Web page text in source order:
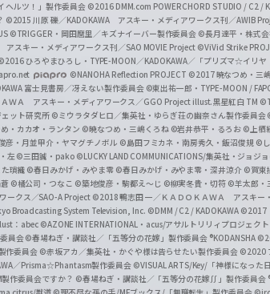
ヘルツ！」製作委員会 ©2016 DMM.com POWERCHORD STUDIO / C2 /
©2015 川原 礫／KADOKAWA アスキー・メディアワークス刊／AWIB
©TRIGGER・岡田麿里／キズナイーバー製作委員会 ©長月達平・株式会
スキー・メディアワークス刊／SAO MOVIE Project ©ViVid Strike
ひろやまひろし・TYPE-MOON／KADOKAWA／「プリズマ☆イリヤ
©NANOHA Reflection PROJECT ©2017 暁なつめ・三
富士見書房／冴えない製作委員会 ©東出祐一郎・TYPE-MOON /
ＷＡ アスキー・メディアワークス／GGO Project illust.黒星紅白 TM
ット研究所 ©ミウラタダヒロ／集英社・ゆらぎ荘の幽奈さん製作委員会
・カカオ・ランタン ©暁なつめ・三嶋くろね ©岩井恭平・るろお ©上栖
彦・月並甲介・ヤマグチノボル ©島田フミカネ・南房秀久・飯沼俊規 ©
左©三田誠・pako ©LUCKY LAND COMMUNICATIONS/集英社・ジョジ
瑣織 ©春日みかげ・みやま零 ©春日みかげ・みやま零・深井涼介 ©賀東
©橘公司・つなこ ©築地俊彦・駒都え～じ ©柳実冬貴・切符 ©羊太郎・
ークス／SAO-A Project ©2018 鴨志田 一／ＫＡＤＯＫＡＷＡ アスキー
Broadcasting System Television, Inc. ©DMM / C2 / KADOKAWA ©2017
：abec ©AZONE INTERNATIONAL・acus/アサルトリリィプロジェクト
員会©春場ねぎ・講談社／「五等分の花嫁」製作委員会 ®KODANSHA
作委員会 ©赤坂アカ／集英社・かぐや様は告らせたい製作委員会 ©2020
／Prisma☆Phantasm製作委員会 ©VISUAL ARTS/Key/「神様になった
作委員会ですか？ ©春場ねぎ・講談社／「五等分の花嫁∬」製作委員会